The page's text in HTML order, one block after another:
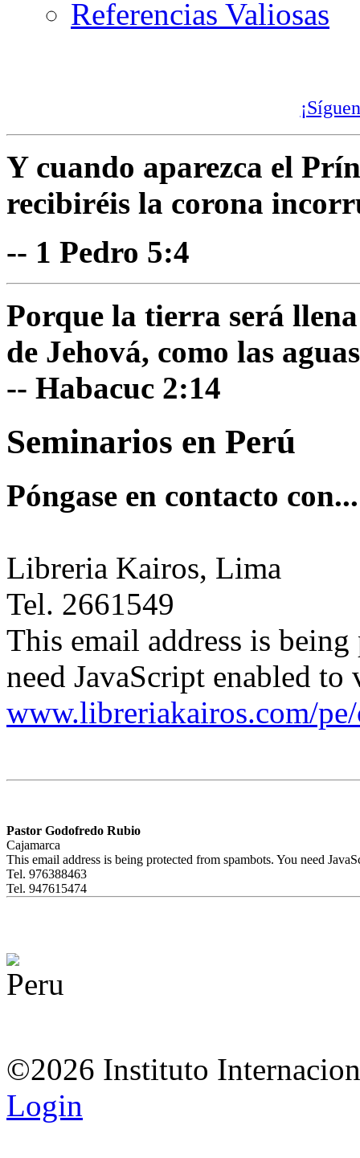
Referencias Valiosas
Y cuando aparezca el
recibiréis la corona
-- 1 Pedro 5:4
Porque la tierra será
de Jehová, como las
-- Habacuc 2:14
Seminarios en Perú
Póngase en contacto con...
Libreria Kairos, Lima
Tel. 2661549
This email address is
need JavaScript enabled
www.libreriakairos.com/
Pastor Godofredo Rubio
Cajamarca
This email address is being protected from spambots. You need
Tel. 976388463
Tel. 947615474
©2026 Instituto
Login